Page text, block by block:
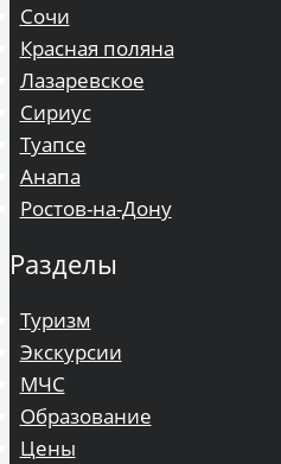
Сочи
Красная поляна
Лазаревское
Сириус
Туапсе
Анапа
Ростов-на-Дону
Разделы
Туризм
Экскурсии
МЧС
Образование
Цены